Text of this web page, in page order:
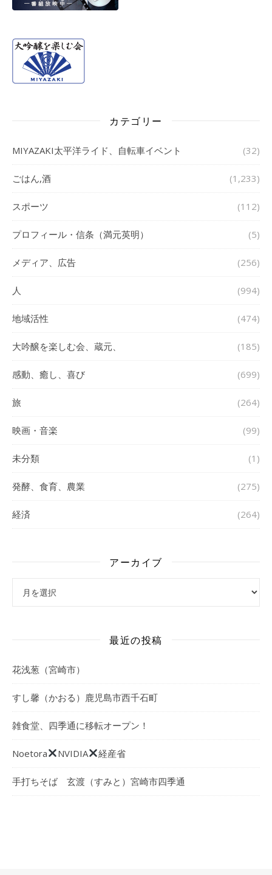
カテゴリー
MIYAZAKI太平洋ライド、自転車イベント (32)
ごはん,酒 (1,233)
スポーツ (112)
プロフィール・信条（満元英明） (5)
メディア、広告 (256)
人 (994)
地域活性 (474)
大吟醸を楽しむ会、蔵元、 (185)
感動、癒し、喜び (699)
旅 (264)
映画・音楽 (99)
未分類 (1)
発酵、食育、農業 (275)
経済 (264)
アーカイブ
最近の投稿
花浅葱（宮崎市）
すし馨（かおる）鹿児島市西千石町
雑食堂、四季通に移転オープン！
Noetora NVIDIA 経産省
手打ちそば 玄渡（すみと）宮崎市四季通